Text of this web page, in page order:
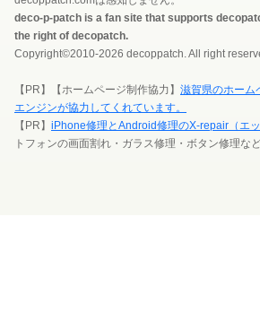
deco-p-patch is a fan site that supports
the right of decopatch.
Copyright©2010-2026 decoppatch. All right
【PR】【ホームページ制作協力】 滋賀県のホーム
エンジンが協力してくれています。
【PR】 iPhone修理とAndroid修理のX-repair（エッ
トフォンの画面割れ・ガラス修理・ボタン修理な